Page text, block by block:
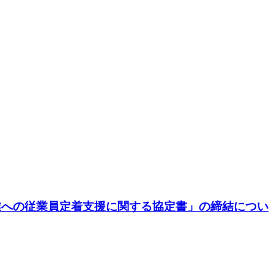
の従業員定着支援に関する協定書」の締結につい